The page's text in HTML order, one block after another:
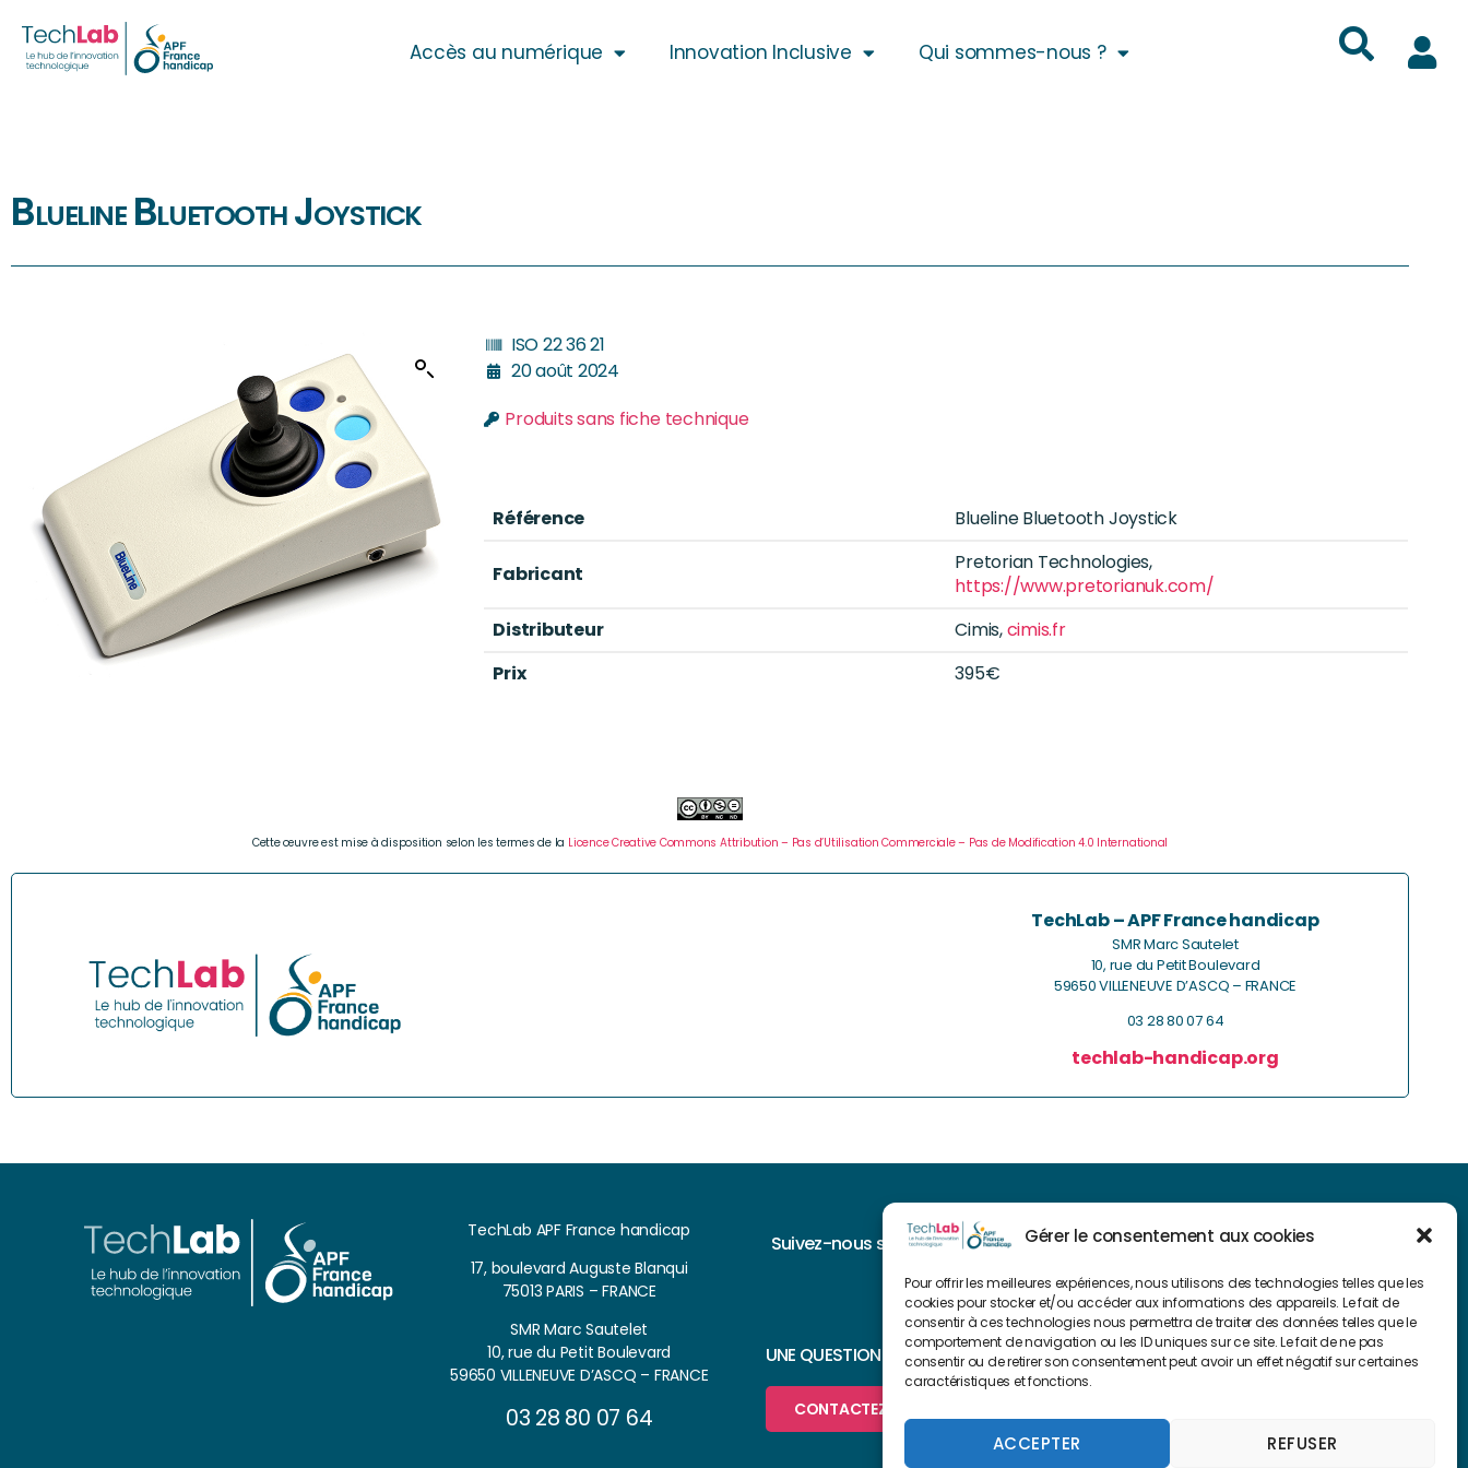
Gérer le consentement aux cookies
Pour offrir les meilleures expériences, nous utilisons des technologies telles que les
cookies pour stocker et/ou accéder aux informations des appareils. Le fait de
consentir à ces technologies nous permettra de traiter des données telles que le
comportement de navigation ou les ID uniques sur ce site. Le fait de ne pas
consentir ou de retirer son consentement peut avoir un effet négatif sur certaines
caractéristiques et fonctions.
ACCEPTER REFUSER
Accès au numérique Innovation Inclusive Qui sommes-nous ?
Blueline Bluetooth Joystick
ISO 22 36 21
20 août 2024
Produits sans fiche technique
Référence Blueline Bluetooth Joystick
Fabricant
Pretorian Technologies,
https://www.pretorianuk.com/
Distributeur
Cimis,cimis.fr
Prix
395€
Cette œuvre est mise à disposition selon les termes de la Licence Creative Commons Attribution – Pas d’Utilisation Commerciale – Pas de Modification 4.0 International
TechLab – APF France handicap
SMR Marc Sautelet
10, rue du Petit Boulevard
59650 VILLENEUVE D’ASCQ – FRANCE
03 28 80 07 64
techlab-handicap.org
TechLab APF France handicap
17, boulevard Auguste Blanqui
75013 PARIS – FRANCE
SMR Marc Sautelet
10, rue du Petit Boulevard
59650 VILLENEUVE D’ASCQ – FRANCE
03 28 80 07 64
Suivez-nous sur
UNE QUESTION ?
CONTACTEZ-NOUS
NAVIGUER SUR NOTRE SITE
FAIRE UN DON